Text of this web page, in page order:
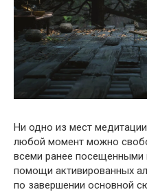
Ни одно из мест
любой момент можно
всеми ранее посещенными
помощи активированных
по завершении основной